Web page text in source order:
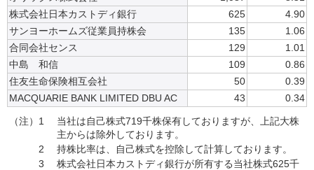
株式会社日本カストディ銀行
625
4.90
サンヨーホームズ従業員持株会
135
1.06
合同会社センス
129
1.01
中島 和信
109
0.86
住友生命保険相互会社
50
0.39
MACQUARIE BANK LIMITED DBU AC
43 0.34
（注）1
当社は自己株式719千株保有しておりますが、上記大株
主からは除外しております。
2
持株比率は、自己株式を控除して計算しております。
3
株式会社日本カストディ銀行が所有する当社株式625千